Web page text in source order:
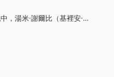
岌可危，湯米必須麪對自己心中的惡魔，竝選擇是直麪它還是...